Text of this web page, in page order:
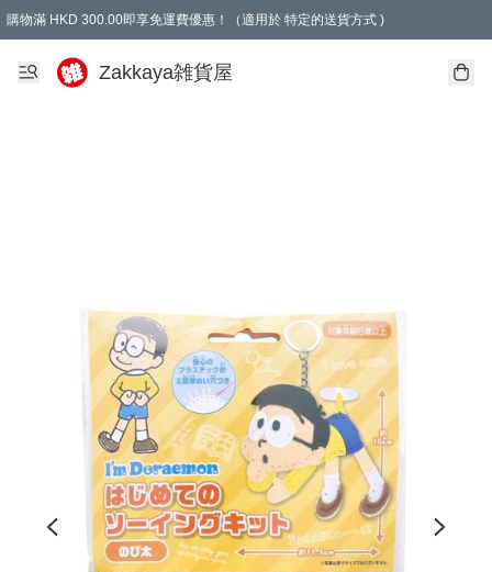
購物滿 HKD 300.00即享免運費優惠！（適用於 特定的送貨方式 )
Zakkaya雑貨屋